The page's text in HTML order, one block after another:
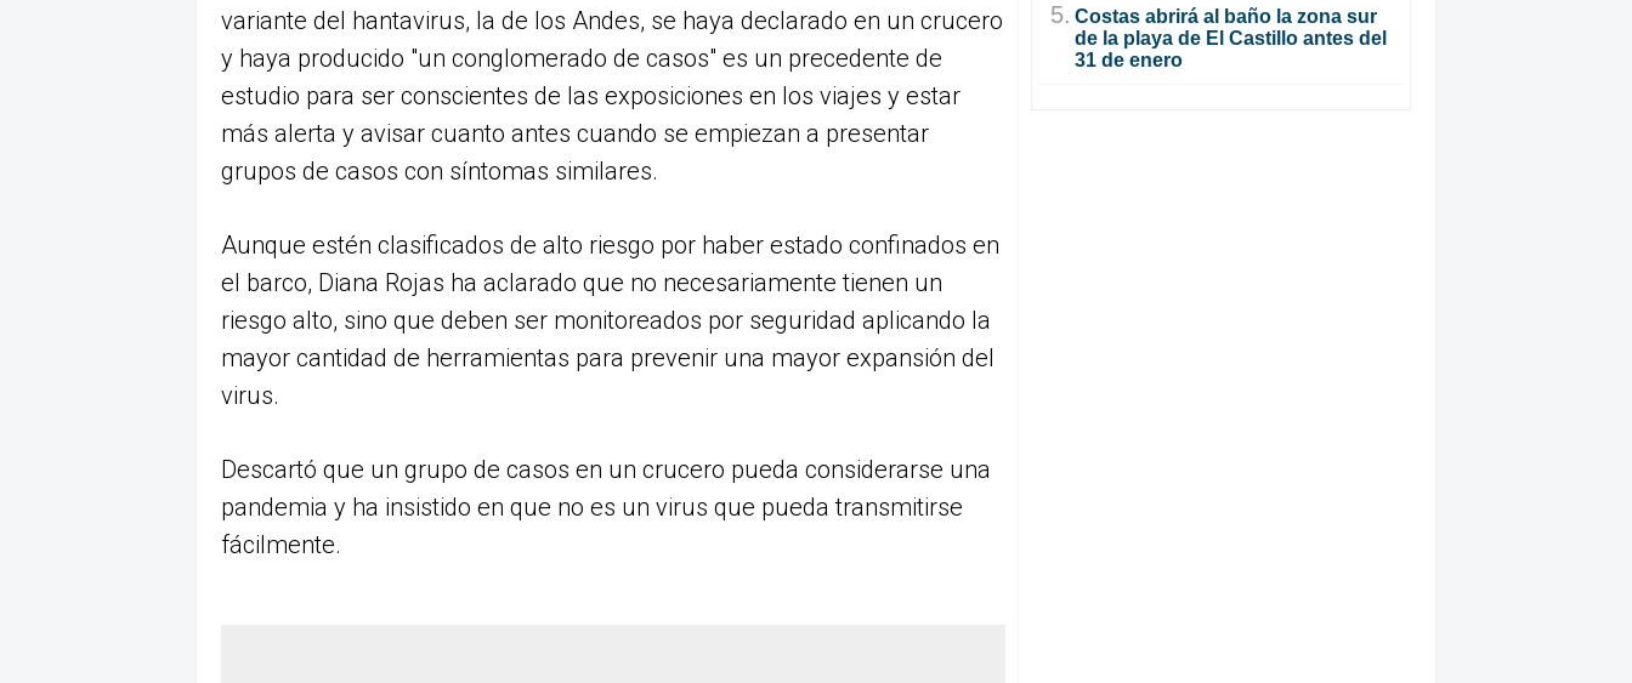
variante del hantavirus, la de los Andes, se haya declarado en un crucero
y haya producido "un conglomerado de casos" es un precedente de
estudio para ser conscientes de las exposiciones en los viajes y estar
más alerta y avisar cuanto antes cuando se empiezan a presentar
grupos de casos con síntomas similares.
Aunque estén clasificados de alto riesgo por haber estado confinados en
el barco, Diana Rojas ha aclarado que no necesariamente tienen un
riesgo alto, sino que deben ser monitoreados por seguridad aplicando la
mayor cantidad de herramientas para prevenir una mayor expansión del
virus.
Descartó que un grupo de casos en un crucero pueda considerarse una
pandemia y ha insistido en que no es un virus que pueda transmitirse
fácilmente.
5. Costas abrirá al baño la zona sur
de la playa de El Castillo antes del
31 de enero